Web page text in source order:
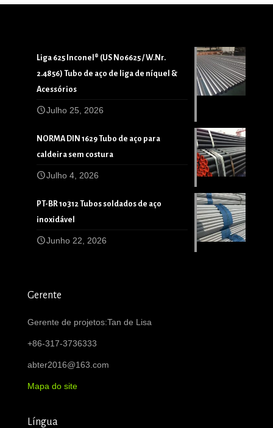
Liga 625 Inconel® (US N06625 / W.Nr.
2.4856) Tubo de aço de liga de níquel &
Acessórios
Julho 25, 2026
NORMA DIN 1629 Tubo de aço para
caldeira sem costura
Julho 4, 2026
PT-BR 10312 Tubos soldados de aço
inoxidável
Junho 22, 2026
Gerente
Gerente de projetos:Tan de Lisa
+86-317-3736333
abter2016@163.com
Mapa do site
Língua